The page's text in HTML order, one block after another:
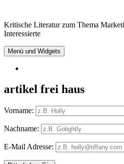
Inhalt
Kritische Literatur zum Thema
Interessierte
Menü und Widgets
artikel frei haus
Vorname:
Nachname:
E-Mail Adresse: